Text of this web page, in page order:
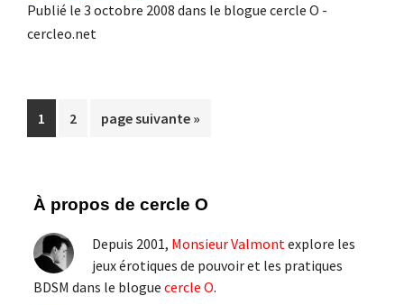
Publié le 3 octobre 2008 dans le blogue cercle O -
cercleo.net
Page
1 Page
2
Aller
page suivante »
Barre
latérale
principale
À propos de cercle O
Depuis 2001, Monsieur Valmontexplore les
jeux érotiques de pouvoir et les pratiques
BDSM dans le blogue cercle O.